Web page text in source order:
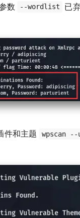
数 --wordlist
已
件和主题 wpscan